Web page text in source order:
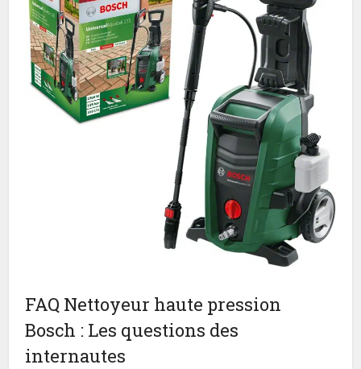
FAQ Nettoyeur haute pression
Bosch : Les questions des
internautes